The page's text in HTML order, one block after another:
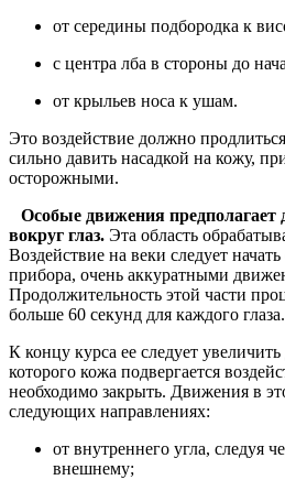
от середины подбородка к
с центра лба в стороны до
от крыльев носа к ушам.
Это воздействие должно
сильно давить насадкой на кожу,
осторожными.
Особые движения
вокруг глаз. Эта область
Воздействие на веки следует
прибора, очень аккуратными
Продолжительность этой части
больше 60 секунд для каждого глаза.
К концу курса ее следует
которого кожа подвергается
необходимо закрыть. Движения в
следующих направлениях:
от внутреннего угла, следуя
внешнему;